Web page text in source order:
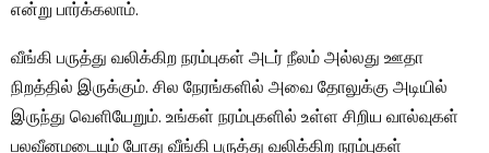
என்று பார்க்கலாம்.
வீங்கி பருத்து வலிக்கிற நரம்புகள் அடர் நீலம் அல்லது ஊதா
நிறத்தில் இருக்கும். சில நேரங்களில் அவை தோலுக்கு அடியில்
இருந்து வெளியேறும். உங்கள் நரம்புகளில் உள்ள சிறிய வால்வுகள்
பலவீனமடையும் போது வீங்கி பருத்து வலிக்கிற நரம்புகள்